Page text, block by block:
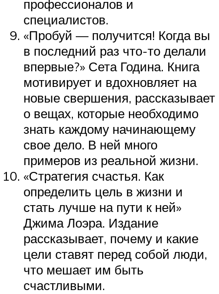
профессионалов и
специалистов.
«Пробуй — получится! Когда вы
в последний раз что-то делали
впервые?» Сета Година. Книга
мотивирует и вдохновляет на
новые свершения, рассказывает
о вещах, которые необходимо
знать каждому начинающему
свое дело. В ней много
примеров из реальной жизни.
«Стратегия счастья. Как
определить цель в жизни и
стать лучше на пути к ней»
Джима Лоэра. Издание
рассказывает, почему и какие
цели ставят перед собой люди,
что мешает им быть
счастливыми.